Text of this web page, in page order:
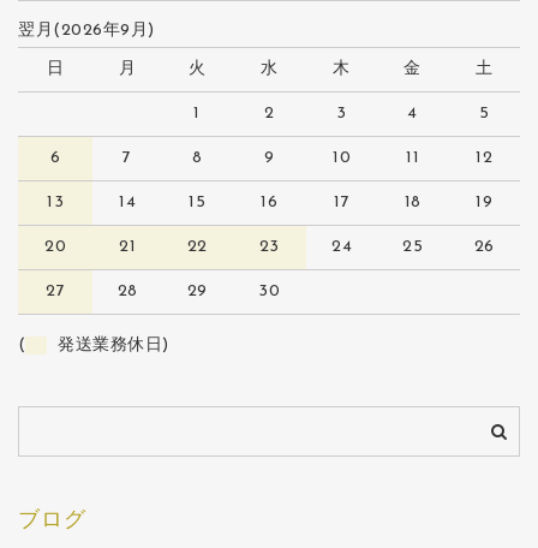
翌月(2026年9月)
日 月 火 水 木 金 土
1 2 3 4 5
6 7 8 9 10 11 12
13 14 15 16 17 18 19
20 21 22 23 24 25 26
27 28 29 30
( 発送業務休日)
ブログ